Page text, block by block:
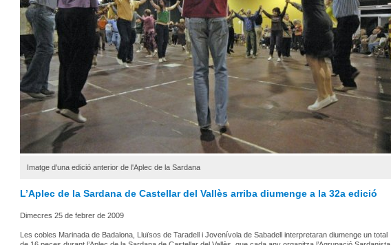
Imatge d'una edició anterior de l'Aplec de la Sardana
L’Aplec de la Sardana de Castellar del Vallès arriba diumenge a la 32a edició
Dimecres 25 de febrer de 2009
Les cobles Marinada de Badalona, Lluïsos de Taradell i Jovenívola de Sabadell interpretaran diumenge un total